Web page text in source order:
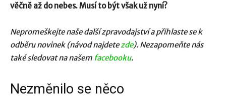
věčně až do nebes. Musí to být však už nyní?
Nepromeškejte naše další zpravodajství a přihlaste se k
odběru novinek (návod najdetezde). Nezapomeňte nás
také sledovat na našem facebooku.
Nezměnilo se něco